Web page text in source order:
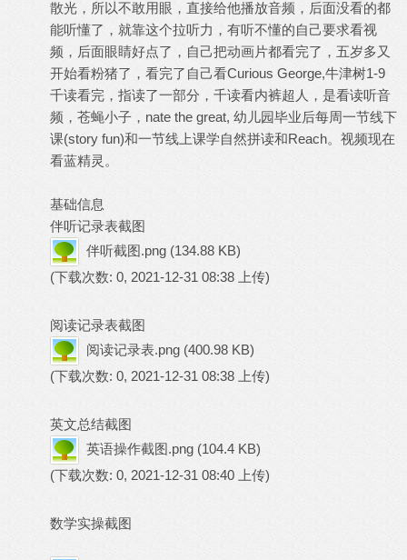
散光，所以不敢用眼，直接给他播放音频，后面没看的都
能听懂了，就靠这个拉听力，有听不懂的自己要求看视
频，后面眼睛好点了，自己把动画片都看完了，五岁多又
开始看粉猪了，看完了自己看Curious George,牛津树1-9
千读看完，指读了一部分，千读看内裤超人，是看读听音
频，苍蝇小子，nate the great, 幼儿园毕业后每周一节线下
课(story fun)和一节线上课学自然拼读和Reach。视频现在
看蓝精灵。
基础信息
伴听记录表截图
伴听截图.png (134.88 KB)
(下载次数: 0, 2021-12-31 08:38 上传)
阅读记录表截图
阅读记录表.png (400.98 KB)
(下载次数: 0, 2021-12-31 08:38 上传)
英文总结截图
英语操作截图.png (104.4 KB)
(下载次数: 0, 2021-12-31 08:40 上传)
数学实操截图